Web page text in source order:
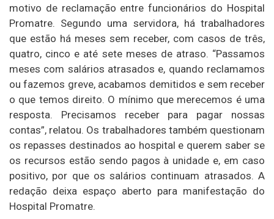
motivo de reclamação entre funcionários do Hospital
Promatre. Segundo uma servidora, há trabalhadores
que estão há meses sem receber, com casos de três,
quatro, cinco e até sete meses de atraso. “Passamos
meses com salários atrasados e, quando reclamamos
ou fazemos greve, acabamos demitidos e sem receber
o que temos direito. O mínimo que merecemos é uma
resposta. Precisamos receber para pagar nossas
contas”, relatou. Os trabalhadores também questionam
os repasses destinados ao hospital e querem saber se
os recursos estão sendo pagos à unidade e, em caso
positivo, por que os salários continuam atrasados. A
redação deixa espaço aberto para manifestação do
Hospital Promatre.